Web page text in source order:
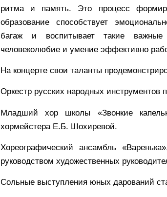
ритма и память. Это процесс
образование способствует
багаж и воспитывает такие важные
человеколюбие и умение эффективно
На концерте свои таланты
Оркестр русских народных
Младший хор школы «Звонкие
хормейстера Е.Б. Шохиревой.
Хореографический ансамбль
руководством художественных
Сольные выступления юных дарований